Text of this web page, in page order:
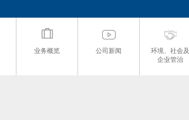
业务概览 公司新闻
环境、社会及
企业管治